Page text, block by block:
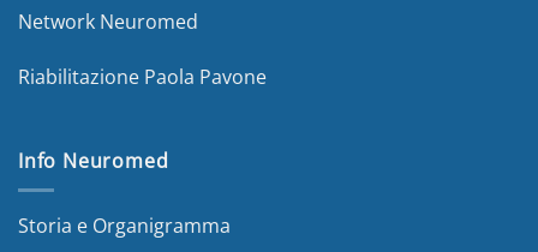
Network Neuromed
Riabilitazione Paola Pavone
Info Neuromed
Storia e Organigramma